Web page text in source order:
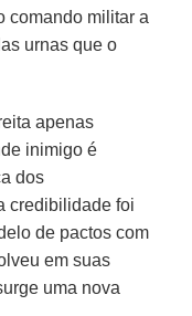
comando militar a
urnas que o
apenas
inimigo é
dos
credibilidade foi
de pactos com
em suas
uma nova